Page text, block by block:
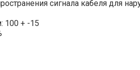
сигнала кабеля для
100 + -15